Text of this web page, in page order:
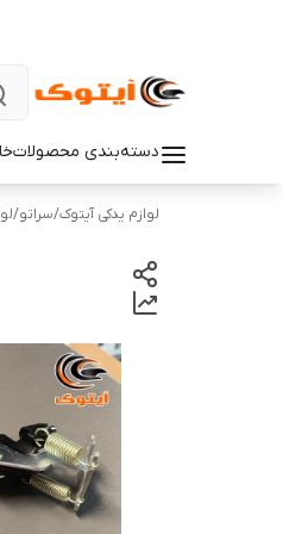
دسته‌بندی محصولات
لوازم یدکی آیتوک/سراتو/